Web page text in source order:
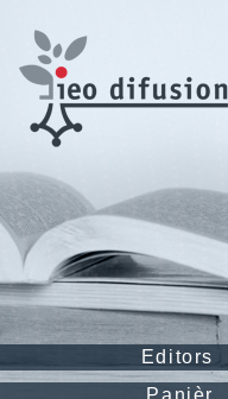
Editors
Panièr